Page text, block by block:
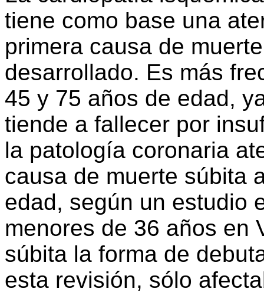
tiene como base una
primera causa de
desarrollado. Es más
45 y 75 años de edad,
tiende a fallecer por
la patología coronaria
causa de muerte súbita
edad, según un estudio
menores de 36 años en
súbita la forma de
esta revisión, sólo